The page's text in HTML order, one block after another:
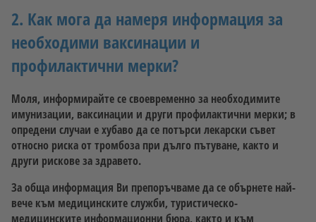
2. Как мога да намеря информация за
необходими ваксинации и
профилактични мерки?
Моля, информирайте се своевременно за необходимите
имунизации, ваксинации и други профилактични мерки; в
опредени случаи е хубаво да се потърси лекарски съвет
относно риска от тромбоза при дълго пътуване, както и
други рискове за здравето.
За обща информация Ви препоръчваме да се обърнете най-
вече към медицинските служби, туристическо-
медицинските информационни бюра, както и към